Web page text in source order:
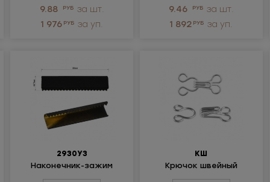
металлический
9.88 РУБ за шт.
1 976 РУБ за уп.
металлический
9.46 РУБ за шт.
1 892 РУБ за уп.
2930УЗ
Наконечник-зажим
металлический
КШ
Крючок швейный
металлический